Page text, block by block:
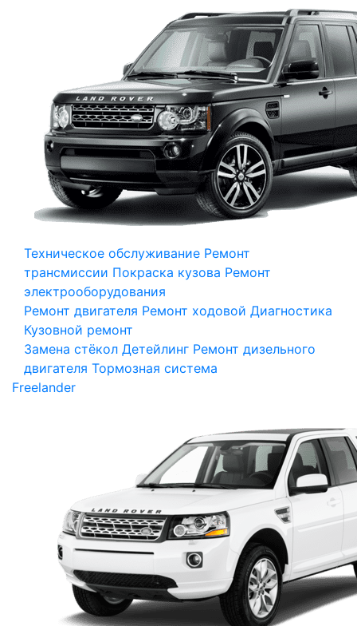
Техническое обслуживание Ремонт
трансмиссии Покраска кузова Ремонт
электрооборудования
Ремонт двигателя Ремонт ходовой Диагностика
Кузовной ремонт
Замена стёкол Детейлинг Ремонт дизельного
двигателя Тормозная система
Freelander